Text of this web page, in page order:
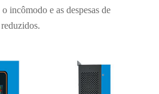
incômodo e as despesas de